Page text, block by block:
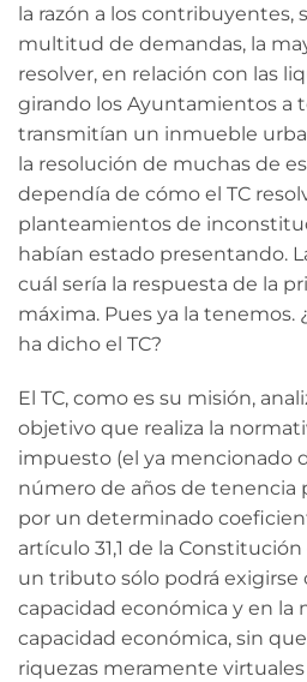
la razón a los contribuyentes,
multitud de demandas, la
resolver, en relación con las
girando los Ayuntamientos a
transmitían un inmueble
la resolución de muchas de
dependía de cómo el TC
planteamientos de
habían estado presentando.
cuál sería la respuesta de la
máxima. Pues ya la tenemos.
ha dicho el TC?
El TC, como es su misión,
objetivo que realiza la
impuesto (el ya mencionado
número de años de tenencia
por un determinado
artículo 31,1 de la
un tributo sólo podrá exigirse
capacidad económica y en la
capacidad económica, sin
riquezas meramente